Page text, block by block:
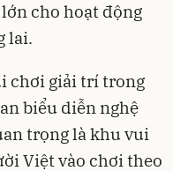
cho hoạt động
lai.
chơi giải trí trong
biểu diễn nghệ
trọng là khu vui
Việt vào chơi theo